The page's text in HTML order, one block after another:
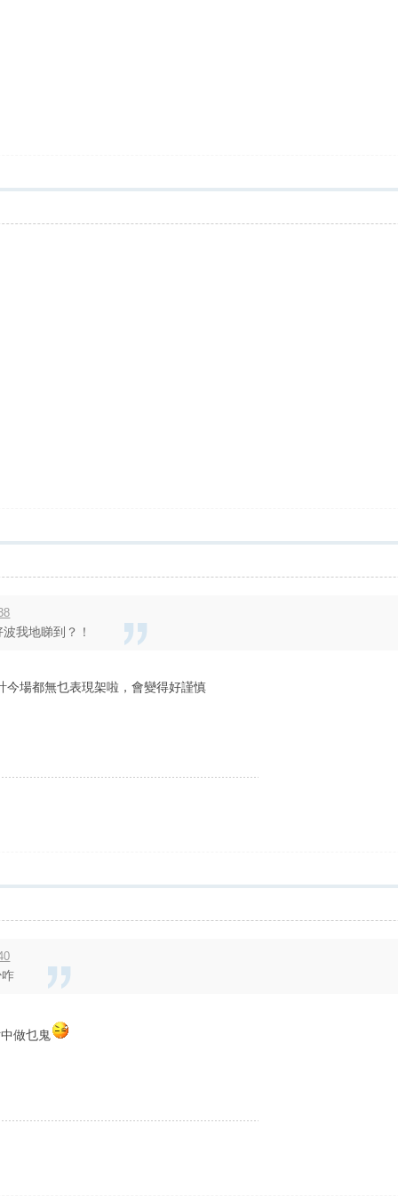
我地睇到？！
場都無乜表現架啦，會變得好謹慎
做乜鬼